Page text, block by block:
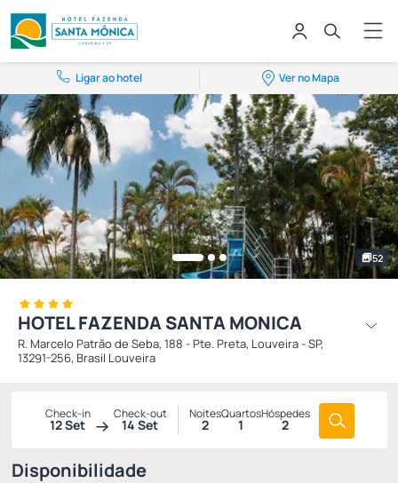
Ligar ao hotel Ver no Mapa
52
HOTEL FAZENDA SANTA MONICA
R. Marcelo Patrão de Seba, 188 - Pte. Preta, Louveira - SP,
13291-256, Brasil Louveira
Check-in
12 Set
Check-out
14 Set
Noites
2
Quartos
1
Hóspedes
2
Disponibilidade